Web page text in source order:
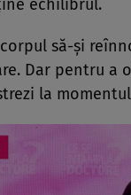
echilibrul.
să-și
Dar pentru a
la